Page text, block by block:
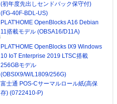
(初年度先出しセンドバック保守付)
(FG-40F-BDL-US)
PLAT'HOME OpenBlocks A16 Debian
11搭載モデル (OBSA16/D11A)
PLAT'HOME OpenBlocks IX9 Windows
10 IoT Enterprise 2019 LTSC搭載
256GBモデル
(OBSIX9/W/L1809/256G)
富士通 POS-Cサーマルロール紙(高保
存) (0722410-P)